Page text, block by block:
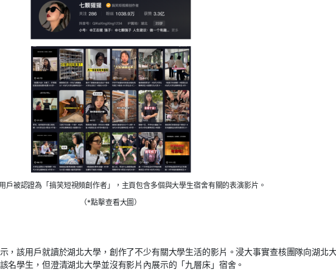
戶被認證為「搞笑短視頻創作者」，主頁包含多個與大學生宿舍有關的表演影片。
（*點擊查看大圖）
，該用戶就讀於湖北大學，創作了不少有關大學生活的影片。浸大事實查核團隊向湖北
名學生，但澄清湖北大學並沒有影片內展示的「九層床」宿舍。